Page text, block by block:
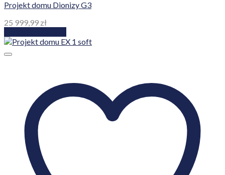
Projekt domu Dionizy G3
25 999,99 zł